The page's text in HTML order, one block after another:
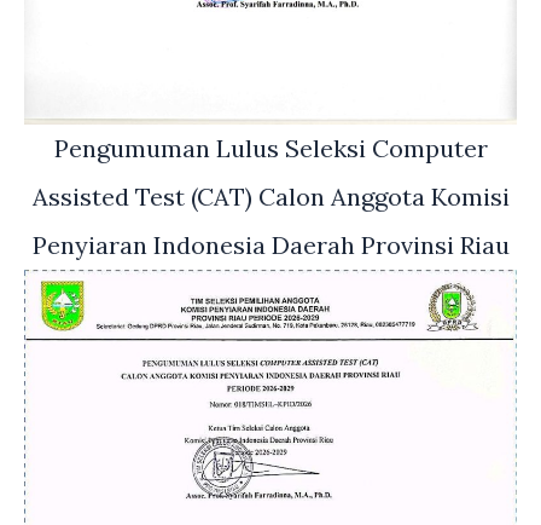
Pengumuman Lulus Seleksi Computer
Assisted Test (CAT) Calon Anggota Komisi
Penyiaran Indonesia Daerah Provinsi Riau